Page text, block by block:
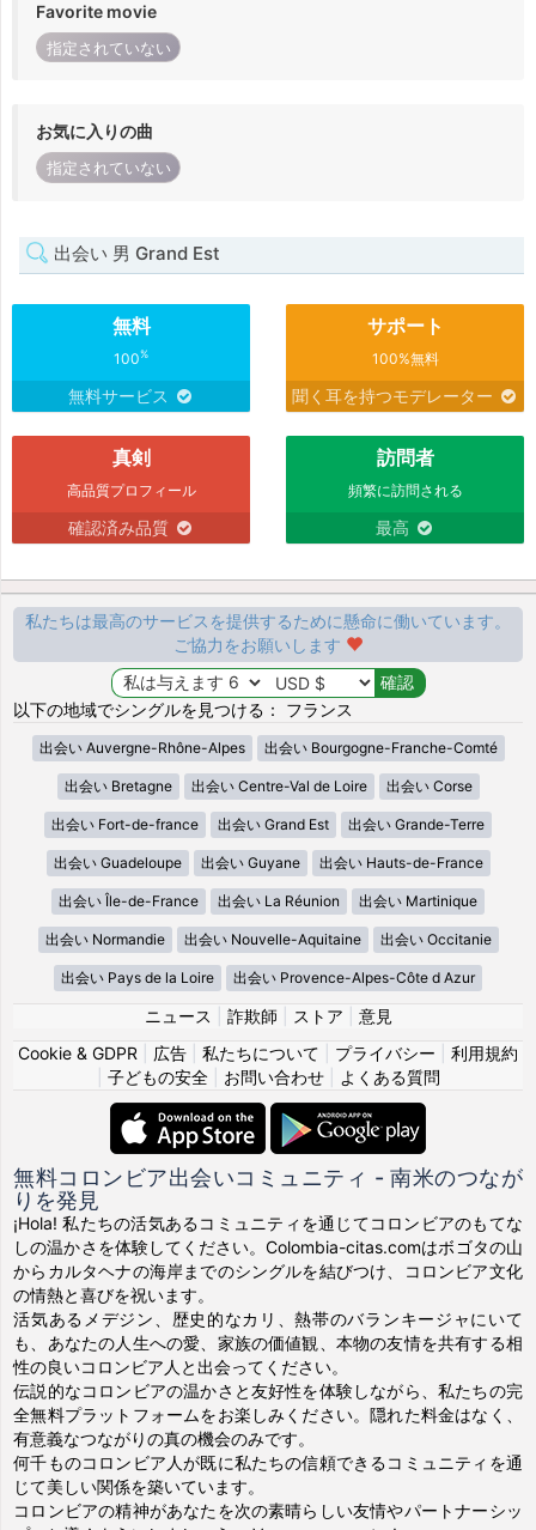
Favorite movie
指定されていない
お気に入りの曲
指定されていない
出会い 男 Grand Est
無料
100%
無料サービス
サポート
100%無料
聞く耳を持つモデレーター
真剣
高品質プロフィール
確認済み品質
訪問者
頻繁に訪問される
最高
私たちは最高のサービスを提供するために懸命に働いています。
ご協力をお願いします
以下の地域でシングルを見つける： フランス
出会い Auvergne-Rhône-Alpes 出会い Bourgogne-Franche-Comté
出会い Bretagne 出会い Centre-Val de Loire 出会い Corse
出会い Fort-de-france 出会い Grand Est 出会い Grande-Terre
出会い Guadeloupe 出会い Guyane 出会い Hauts-de-France
出会い Île-de-France 出会い La Réunion 出会い Martinique
出会い Normandie 出会い Nouvelle-Aquitaine 出会い Occitanie
出会い Pays de la Loire 出会い Provence-Alpes-Côte d Azur
ニュース 詐欺師 ストア
意見
Cookie & GDPR
広告 私たちについて プライバシー
利用規約
子どもの安全| お問い合わせ| よくある質問
無料コロンビア出会いコミュニティ - 南米のつなが
りを発見
¡Hola! 私たちの活気あるコミュニティを通じてコロンビアのもてな
しの温かさを体験してください。Colombia-citas.comはボゴタの山
からカルタヘナの海岸までのシングルを結びつけ、コロンビア文化
の情熱と喜びを祝います。
活気あるメデジン、歴史的なカリ、熱帯のバランキージャにいて
も、あなたの人生への愛、家族の価値観、本物の友情を共有する相
性の良いコロンビア人と出会ってください。
伝説的なコロンビアの温かさと友好性を体験しながら、私たちの完
全無料プラットフォームをお楽しみください。隠れた料金はなく、
有意義なつながりの真の機会のみです。
何千ものコロンビア人が既に私たちの信頼できるコミュニティを通
じて美しい関係を築いています。
コロンビアの精神があなたを次の素晴らしい友情やパートナーシッ